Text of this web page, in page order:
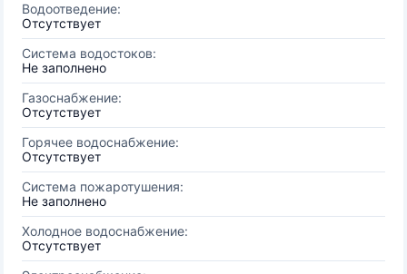
Водоотведение:
Отсутствует
Система водостоков:
Не заполнено
Газоснабжение:
Отсутствует
Горячее водоснабжение:
Отсутствует
Система пожаротушения:
Не заполнено
Холодное водоснабжение:
Отсутствует